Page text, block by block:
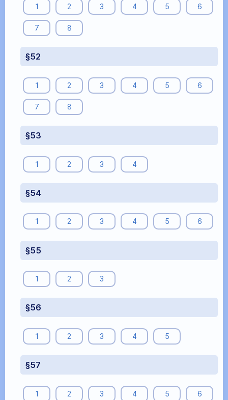
1 2 3 4 5 6
7 8
§52
1 2 3 4 5 6
7 8
§53
1 2 3 4
§54
1 2 3 4 5 6
§55
1 2 3
§56
1 2 3 4 5
§57
1 2 3 4 5 6